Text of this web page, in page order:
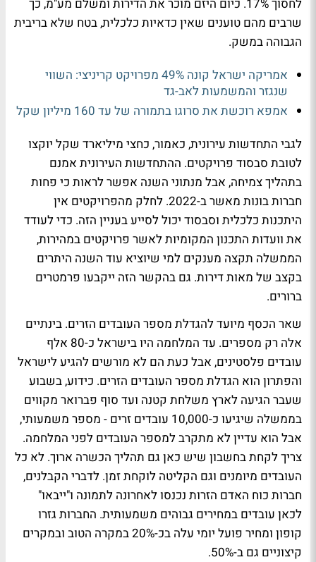
לחסוך 17%. כיום היזם מוכר את הדירות ומשלם מע"מ, כך
שרבים מהם טוענים שאין כדאיות כלכלית, בטח שלא בריבית
הגבוהה במשק.
אמריקה ישראל קונה 49% מפרויקט קריניצי: השווי
שנגזר והמשמעות לאב-גד
אמפא רוכשת את סרוגו בתמורה של עד 160 מיליון שקל
לגבי התחדשות עירונית, כאמור, כחצי מיליארד שקל יוקצו
לטובת סבסוד פרויקטים. ההתחדשות העירונית אמנם
בתהליך צמיחה, אבל מנתוני השנה אפשר לראות כי פחות
חברות בונות מאשר ב-2022. לחלק מהפרויקטים אין
היתכנות כלכלית וסבסוד יכול לסייע בעניין הזה. כדי לעודד
את וועדות התכנון המקומיות לאשר פרויקטים במהירות,
הממשלה תקצה מענקים למי שיוציא עוד השנה היתרים
בקצב של מאות דירות. גם בהקשר הזה ייקבעו פרמטרים
ברורים.
שאר הכסף מיועד להגדלת מספר העובדים הזרים. בינתיים
אלה רק מספרים. עד המלחמה היו בישראל כ-80 אלף
עובדים פלסטינים, אבל כעת הם לא מורשים להגיע לישראל
והפתרון הוא הגדלת מספר העובדים הזרים. כידוע, בשבוע
שעבר הגיעה לארץ משלחת קטנה ועד סוף פברואר מקווים
בממשלה שיגיעו כ-10,000 עובדים זרים - מספר משמעותי,
אבל הוא עדיין לא מתקרב למספר העובדים לפני המלחמה.
צריך לקחת בחשבון שיש כאן גם תהליך הכשרה ארוך. לא כל
העובדים מיומנים וגם הקליטה לוקחת זמן. לדברי הקבלנים,
חברות כוח האדם הזרות נכנסו לאחרונה לתמונה ו"ייבאו"
לכאן עובדים במחירים גבוהים משמעותית. החברות גזרו
קופון ומחיר פועל יומי עלה בכ-20% במקרה הטוב ובמקרים
קיצוניים גם ב-50%.